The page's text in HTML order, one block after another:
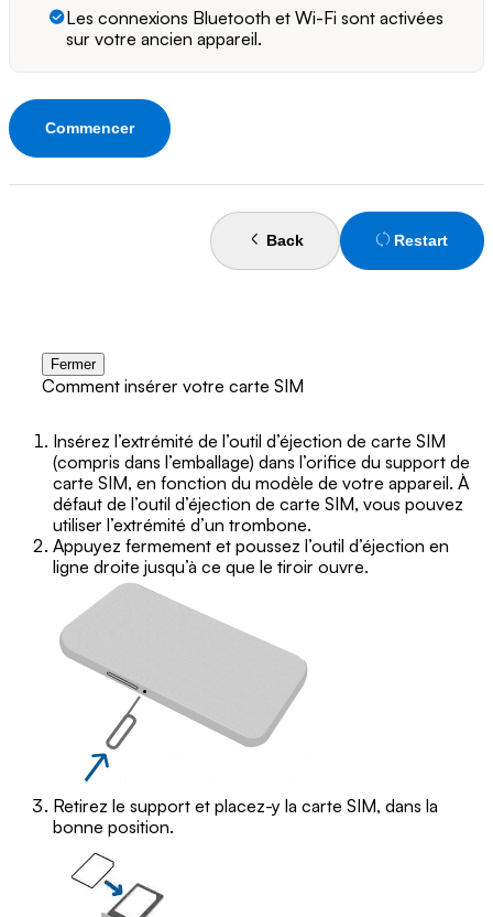
Les connexions Bluetooth et Wi-Fi sont activées
sur votre ancien appareil.
Commencer
Restart
Back
Fermer
Comment insérer votre carte SIM
Insérez l’extrémité de l’outil d’éjection de carte SIM
(compris dans l’emballage) dans l’orifice du support de
carte SIM, en fonction du modèle de votre appareil. À
défaut de l’outil d’éjection de carte SIM, vous pouvez
utiliser l’extrémité d’un trombone.
Appuyez fermement et poussez l’outil d’éjection en
ligne droite jusqu’à ce que le tiroir ouvre.
Retirez le support et placez-y la carte SIM, dans la
bonne position.